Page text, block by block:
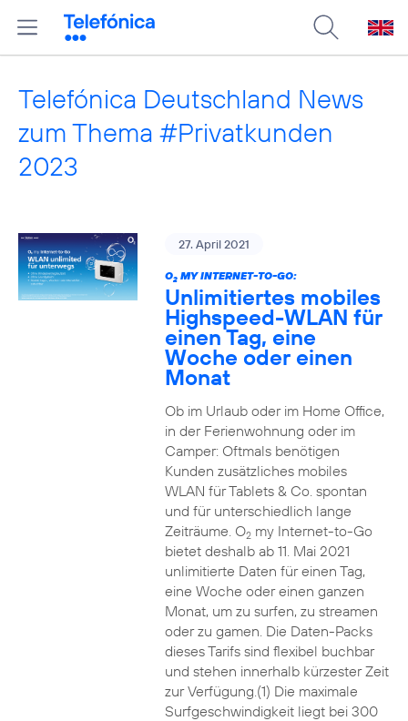
Telefónica Deutschland News
zum Thema #Privatkunden
2023
27. April 2021
O2MY INTERNET-TO-GO:
Unlimitiertes mobiles
Highspeed-WLAN für
einen Tag, eine
Woche oder einen
Monat
Ob im Urlaub oder im Home Office,
in der Ferienwohnung oder im
Camper: Oftmals benötigen
Kunden zusätzliches mobiles
WLAN für Tablets & Co. spontan
und für unterschiedlich lange
Zeiträume. O2my Internet-to-Go
bietet deshalb ab 11. Mai 2021
unlimitierte Daten für einen Tag,
eine Woche oder einen ganzen
Monat, um zu surfen, zu streamen
oder zu gamen. Die Daten-Packs
dieses Tarifs sind flexibel buchbar
und stehen innerhalb kürzester Zeit
zur Verfügung.(1) Die maximale
Surfgeschwindigkeit liegt bei 300